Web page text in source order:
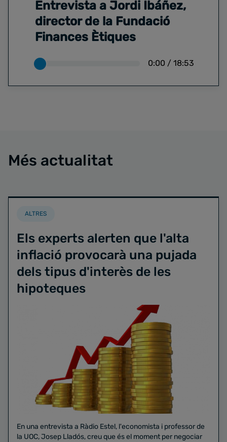
Entrevista a Jordi Ibáñez,
director de la Fundació
Finances Ètiques
0:00 / 18:53
Més actualitat
ALTRES
Els experts alerten que l'alta
inflació provocarà una pujada
dels tipus d'interès de les
hipoteques
En una entrevista a Ràdio Estel, l'economista i professor de
la UOC, Josep Lladós, creu que és el moment per negociar